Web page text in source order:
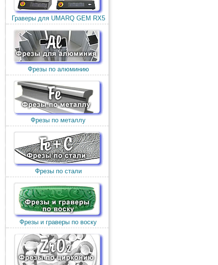
Граверы для UMARQ GEM RX5
Фрезы по алюминию
Фрезы по металлу
Фрезы по стали
Фрезы и граверы по воску